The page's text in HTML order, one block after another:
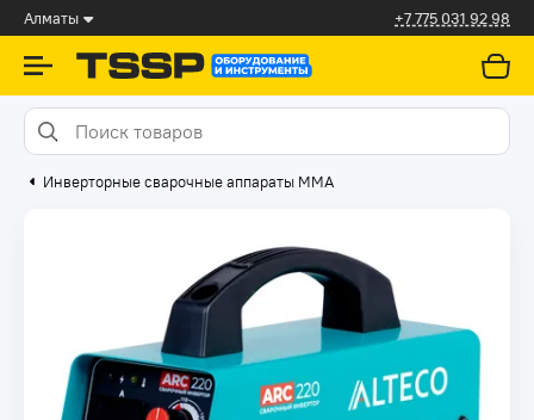
Алматы +7 775 031 92 98
Инверторные сварочные аппараты ММА